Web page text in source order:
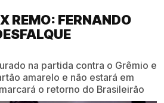
REMO: FERNANDO
na partida contra o Grêmio e
amarelo e não estará em
o retorno do Brasileirão